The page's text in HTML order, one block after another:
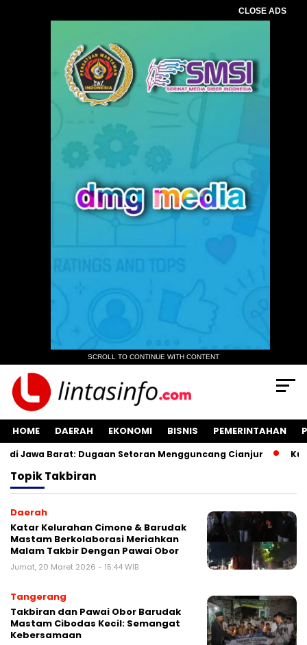
CLOSE ADS
SCROLL TO CONTINUE WITH CONTENT
HOME DAERAH EKONOMI BISNIS PEMERINTAHAN
Jawa Barat: Dugaan Setoran Mengguncang Cianjur
TopikTakbiran
Daerah
‎Katar Kelurahan Cimone & Barudak
Mastam Berkolaborasi Meriahkan
Malam Takbir Dengan Pawai Obor
Jumat, 20 Maret 2026 - 15:44 WIB
Tangerang
Takbiran dan Pawai Obor Barudak
Mastam Cibodas Kecil: Semangat
Kebersamaan